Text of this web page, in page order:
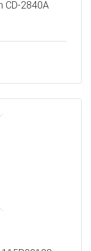
CD-2840A